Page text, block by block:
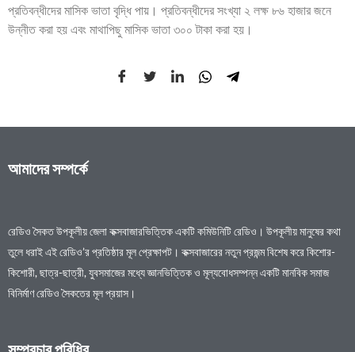
প্রতিবন্ধীদের মাসিক ভাতা বৃদ্ধি পায়। প্রতিবন্ধীদের সংখ্যা ২ লক্ষ ৮৬ হাজার জনে
উন্নীত করা হয় এবং মাথাপিছু মাসিক ভাতা ৩০০ টাকা করা হয়।
আমাদের সম্পর্কে
রেডিও সৈকত উপকূলীয় জেলা কক্সবাজারভিত্তিক একটি কমিউনিটি রেডিও। উপকূলীয় মানুষের কথা
তুলে ধরাই এই রেডিও’র প্রতিষ্ঠার মূল প্রেক্ষাপট। কক্সবাজারের নতুন প্রজন্ম বিশেষ করে কিশোর-
কিশোরী, ছাত্র-ছাত্রী, যুবসমাজের মধ্যে জ্ঞানভিত্তিক ও মূল্যবোধসম্পন্ন একটি মানবিক সমাজ
বিনির্মাণ রেডিও সৈকতের মূল প্রয়াস।